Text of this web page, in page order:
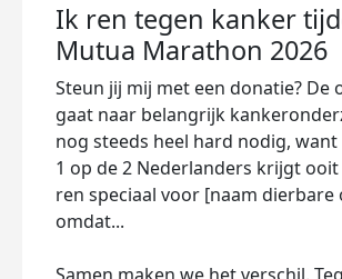
Ik ren tegen kanker
Mutua Marathon 2026
Steun jij mij met een donatie? De
gaat naar belangrijk
nog steeds heel hard nodig,
1 op de 2 Nederlanders krijgt ooit
ren speciaal voor [naam dierbare
omdat...